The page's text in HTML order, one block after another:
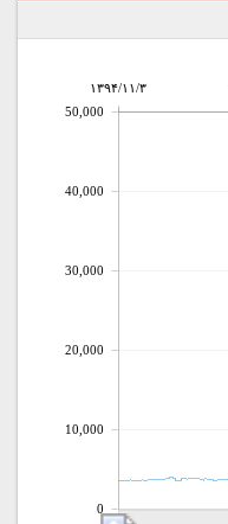
۱۳۹۴/۱۱/۳
0
10,000
20,000
30,000
40,000
50,000